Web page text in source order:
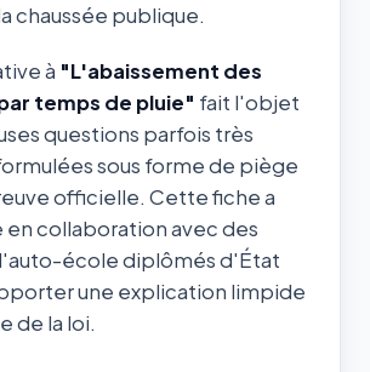
chaussée publique.
à "L'abaissement des
temps de pluie" fait l'objet
questions parfois très
sous forme de piège
officielle. Cette fiche a
collaboration avec des
école diplômés d'État
une explication limpide
de la loi.